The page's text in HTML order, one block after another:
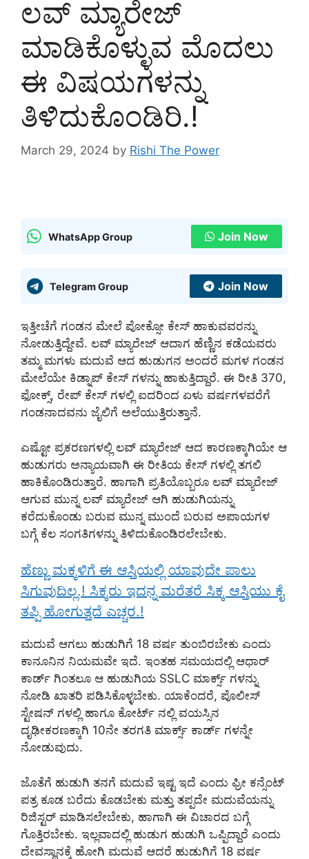
ಲವ್ ಮ್ಯಾರೇಜ್
ಮಾಡಿಕೊಳ್ಳುವ ಮೊದಲು
ಈ ವಿಷಯಗಳನ್ನು
ತಿಳಿದುಕೊಂಡಿರಿ.!
March 29, 2024 by Rishi The Power
WhatsApp Group Join Now
Telegram Group Join Now
ಇತ್ತೀಚೆಗೆ ಗಂಡನ ಮೇಲೆ ಪೋಕ್ಸೋ ಕೇಸ್ ಹಾಕುವವರನ್ನು
ನೋಡುತ್ತಿದ್ದೇವೆ. ಲವ್ ಮ್ಯಾರೇಜ್ ಆದಾಗ ಹೆಣ್ಣಿನ ಕಡೆಯವರು
ತಮ್ಮ ಮಗಳು ಮದುವೆ ಆದ ಹುಡುಗನ ಅಂದರೆ ಮಗಳ ಗಂಡನ
ಮೇಲೆಯೇ ಕಿಡ್ನಾಪ್ ಕೇಸ್ ಗಳನ್ನು ಹಾಕುತ್ತಿದ್ದಾರೆ. ಈ ರೀತಿ 370,
ಫೋಕ್ಸ್, ರೇಪ್ ಕೇಸ್ ಗಳಲ್ಲಿ ಐದರಿಂದ ಏಳು ವರ್ಷಗಳವರೆಗೆ
ಗಂಡನಾದವನು ಜೈಲಿಗೆ ಅಲೆಯುತ್ತಿರುತ್ತಾನೆ.
ಎಷ್ಟೋ ಪ್ರಕರಣಗಳಲ್ಲಿ ಲವ್ ಮ್ಯಾರೇಜ್ ಆದ ಕಾರಣಕ್ಕಾಗಿಯೇ ಆ
ಹುಡುಗರು ಅನ್ಯಾಯವಾಗಿ ಈ ರೀತಿಯ ಕೇಸ್ ಗಳಲ್ಲಿ ತಗಲಿ
ಹಾಕಿಕೊಂಡಿರುತ್ತಾರೆ. ಹಾಗಾಗಿ ಪ್ರತಿಯೊಬ್ಬರೂ ಲವ್ ಮ್ಯಾರೇಜ್
ಆಗುವ ಮುನ್ನ ಲವ್ ಮ್ಯಾರೇಜ್ ಆಗಿ ಹುಡುಗಿಯನ್ನು
ಕರೆದುಕೊಂಡು ಬರುವ ಮುನ್ನ ಮುಂದೆ ಬರುವ ಅಪಾಯಗಳ
ಬಗ್ಗೆ ಕೆಲ ಸಂಗತಿಗಳನ್ನು ತಿಳಿದುಕೊಂಡಿರಲೇಬೇಕು.
ಹೆಣ್ಣು ಮಕ್ಕಳಿಗೆ ಈ ಆಸ್ತಿಯಲ್ಲಿ ಯಾವುದೇ ಪಾಲು
ಸಿಗುವುದಿಲ್ಲ.! ಸಿಕ್ಕರು ಇದನ್ನ ಮರೆತರೆ ಸಿಕ್ಕ ಆಸ್ತಿಯು ಕೈ
ತಪ್ಪಿ ಹೋಗುತ್ತದೆ ಎಚ್ಚರ.!
ಮದುವೆ ಆಗಲು ಹುಡುಗಿಗೆ 18 ವರ್ಷ ತುಂಬಿರಬೇಕು ಎಂದು
ಕಾನೂನಿನ ನಿಯಮವೇ ಇದೆ. ಇಂತಹ ಸಮಯದಲ್ಲಿ ಆಧಾರ್
ಕಾರ್ಡ್ ಗಿಂತಲೂ ಆ ಹುಡುಗಿಯ SSLC ಮಾರ್ಕ್ಸ್ ಗಳನ್ನು
ನೋಡಿ ಖಾತರಿ ಪಡಿಸಿಕೊಳ್ಳಬೇಕು. ಯಾಕೆಂದರೆ, ಪೊಲೀಸ್
ಸ್ಟೇಷನ್ ಗಳಲ್ಲಿ ಹಾಗೂ ಕೋರ್ಟ್ ನಲ್ಲಿ ವಯಸ್ಸಿನ
ದೃಢೀಕರಣಕ್ಕಾಗಿ 10ನೇ ತರಗತಿ ಮಾರ್ಕ್ಸ್ ಕಾರ್ಡ್ ಗಳನ್ನೇ
ನೋಡುವುದು.
ಜೊತೆಗೆ ಹುಡುಗಿ ತನಗೆ ಮದುವೆ ಇಷ್ಟ ಇದೆ ಎಂದು ಫ್ರೀ ಕನ್ಸೆಂಟ್
ಪತ್ರ ಕೂಡ ಬರೆದು ಕೊಡಬೇಕು ಮತ್ತು ತಪ್ಪದೇ ಮದುವೆಯನ್ನು
ರಿಜಿಸ್ಟರ್ ಮಾಡಿಸಲೇಬೇಕು, ಹಾಗಾಗಿ ಈ ವಿಚಾರದ ಬಗ್ಗೆ
ಗೊತ್ತಿರಬೇಕು. ಇಲ್ಲವಾದಲ್ಲಿ ಹುಡುಗ ಹುಡುಗಿ ಒಪ್ಪಿದ್ದಾರೆ ಎಂದು
ದೇವಸ್ಥಾನಕ್ಕೆ ಹೋಗಿ ಮದುವೆ ಆದರೆ ಹುಡುಗಿಗೆ 18 ವರ್ಷ